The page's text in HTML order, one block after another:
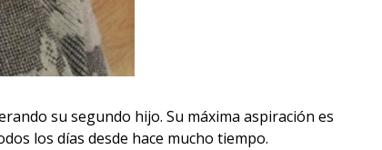
su segundo hijo. Su máxima aspiración es
los días desde hace mucho tiempo.